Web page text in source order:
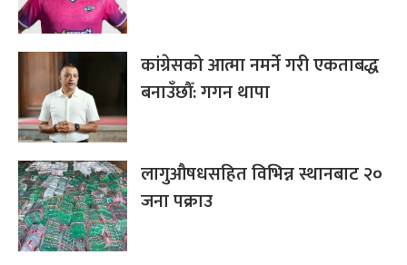
कांग्रेसको आत्मा नमर्ने गरी एकताबद्ध
बनाउँछौँ: गगन थापा
लागुऔषधसहित विभिन्न स्थानबाट २०
जना पक्राउ